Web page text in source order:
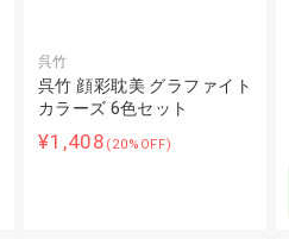
呉竹
呉竹 顔彩耽美 グラファイト
カラーズ 6色セット
¥1,408 (20%OFF)